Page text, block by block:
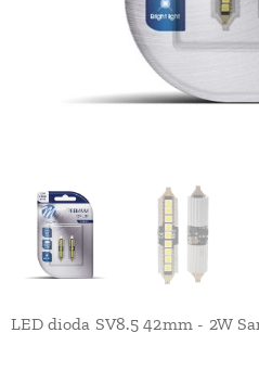
LED dioda SV8.5 42mm - 2W